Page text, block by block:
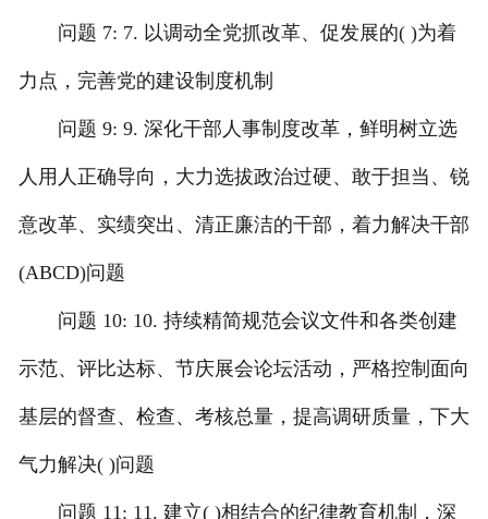
问题 7: 7. 以调动全党抓改革、促发展的( )为着
力点，完善党的建设制度机制
问题 9: 9. 深化干部人事制度改革，鲜明树立选
人用人正确导向，大力选拔政治过硬、敢于担当、锐
意改革、实绩突出、清正廉洁的干部，着力解决干部
(ABCD)问题
问题 10: 10. 持续精简规范会议文件和各类创建
示范、评比达标、节庆展会论坛活动，严格控制面向
基层的督查、检查、考核总量，提高调研质量，下大
气力解决( )问题
问题 11: 11. 建立( )相结合的纪律教育机制，深